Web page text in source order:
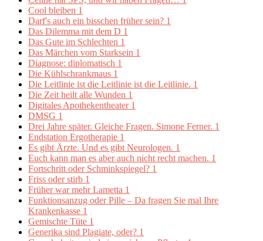
Cool bleiben 1
Darf's auch ein bisschen früher sein? 1
Das Dilemma mit dem D 1
Das Gute im Schlechten 1
Das Märchen vom Starksein 1
Diagnose: diplomatisch 1
Die Kühlschrankmaus 1
Die Leitlinie ist die Leitlinie ist die Leitlinie. 1
Die Zeit heilt alle Wunden 1
Digitales Apothekentheater 1
DMSG 1
Drei Jahre später. Gleiche Fragen. Simone Ferner. 1
Endstation Ergotherapie 1
Es gibt Ärzte. Und es gibt Neurologen. 1
Euch kann man es aber auch nicht recht machen. 1
Fortschritt oder Schminkspiegel? 1
Friss oder stirb 1
Früher war mehr Lametta 1
Funktionsanzug oder Pille – Da fragen Sie mal Ihre
Krankenkasse 1
Gemischte Tüte 1
Generika sind Plagiate, oder? 1